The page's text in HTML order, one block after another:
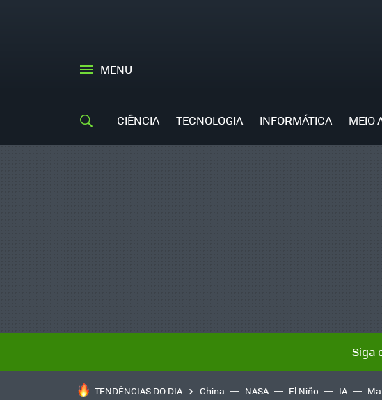
MENU
CIÊNCIA TECNOLOGIA INFORMÁTICA MEIO
Siga
TENDÊNCIAS DO DIA China NASA El Niño IA